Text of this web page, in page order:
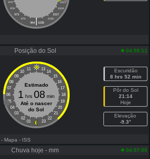
979
1021
976
1024
973
1027
970
1030
|
964 1036
Posição do Sol 04:58:11
11 13
10
14
09
15
08
16
07
17
06
18
05
19
04
20
03
21
02
22
01 23
Estimado
1 hrs 08min
Até o nascer
do Sol
Escuridão
8 hrs 52 min
Pôr do Sol
21:14
Hoje
Elevação
-9.3°
- Mapa - ISS
Chuva hoje - mm 04:57:00